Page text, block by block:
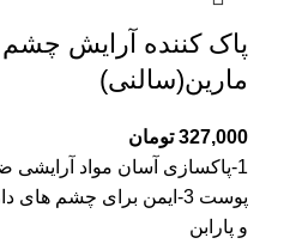
پاک کننده آرایش چشم
مارین(سالنی)
327,000 تومان
و پارابن